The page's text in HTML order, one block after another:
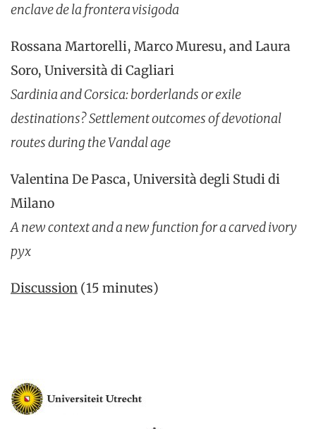
enclave de la frontera visigoda
Rossana Martorelli, Marco Muresu, and Laura
Soro, Università di Cagliari
Sardinia and Corsica: borderlands or exile
destinations? Settlement outcomes of devotional
routes during the Vandal age
Valentina De Pasca, Università degli Studi di
Milano
A new context and a new function for a carved ivory
pyx
Discussion (15 minutes)